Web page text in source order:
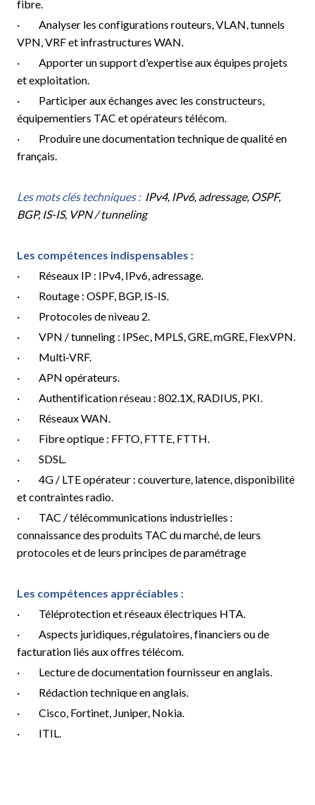
fibre.
· Analyser les configurations routeurs, VLAN, tunnels
VPN, VRF et infrastructures WAN.
· Apporter un support d'expertise aux équipes projets
et exploitation.
· Participer aux échanges avec les constructeurs,
équipementiers TAC et opérateurs télécom.
· Produire une documentation technique de qualité en
français.
Les mots clés techniques : IPv4, IPv6, adressage, OSPF,
BGP, IS-IS, VPN / tunneling
Les compétences indispensables :
· Réseaux IP : IPv4, IPv6, adressage.
· Routage : OSPF, BGP, IS-IS.
· Protocoles de niveau 2.
· VPN / tunneling : IPSec, MPLS, GRE, mGRE, FlexVPN.
· Multi-VRF.
· APN opérateurs.
· Authentification réseau : 802.1X, RADIUS, PKI.
· Réseaux WAN.
· Fibre optique : FFTO, FTTE, FTTH.
· SDSL.
· 4G / LTE opérateur : couverture, latence, disponibilité
et contraintes radio.
· TAC / télécommunications industrielles :
connaissance des produits TAC du marché, de leurs
protocoles et de leurs principes de paramétrage
Les compétences appréciables :
· Téléprotection et réseaux électriques HTA.
· Aspects juridiques, régulatoires, financiers ou de
facturation liés aux offres télécom.
· Lecture de documentation fournisseur en anglais.
· Rédaction technique en anglais.
· Cisco, Fortinet, Juniper, Nokia.
· ITIL.